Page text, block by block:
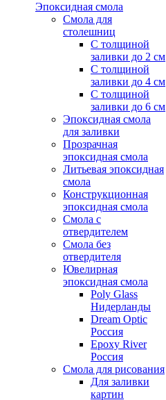
Эпоксидная смола
Смола для
столешниц
С толщиной
заливки до 2 см
С толщиной
заливки до 4 см
С толщиной
заливки до 6 см
Эпоксидная смола
для заливки
Прозрачная
эпоксидная смола
Литьевая эпоксидная
смола
Конструкционная
эпоксидная смола
Смола с
отвердителем
Смола без
отвердителя
Ювелирная
эпоксидная смола
Poly Glass
Нидерланды
Dream Optic
Россия
Epoxy River
Россия
Смола для рисования
Для заливки
картин